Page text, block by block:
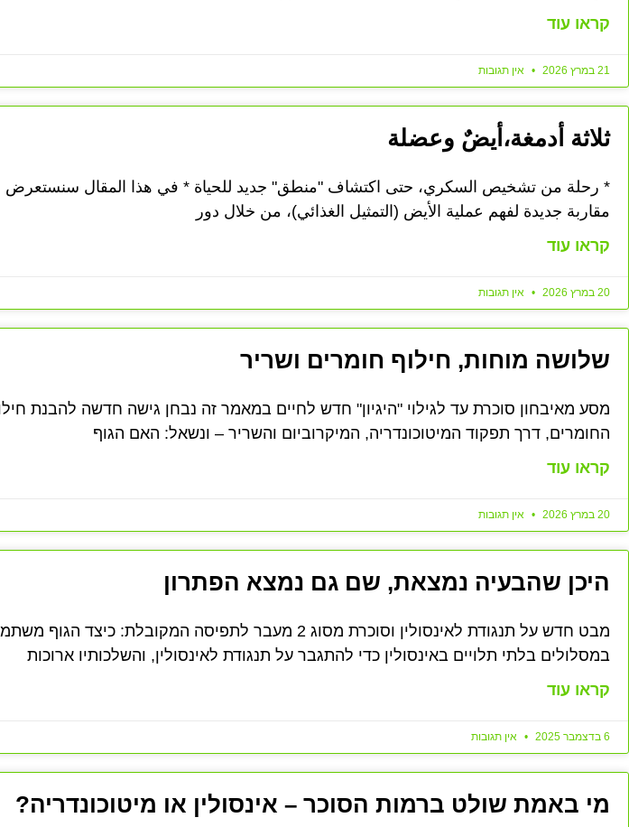
קראו עוד
21 במרץ 2026 אין תגובות
ثلاثة أدمغة،أيضٌ وعضلة
* رحلة من تشخيص السكري، حتى اكتشاف "منطق" جديد للحياة * في هذا المقال سنستعرض
مقاربة جديدة لفهم عملية الأيض (التمثيل الغذائي)، من خلال دور
קראו עוד
20 במרץ 2026 אין תגובות
שלושה מוחות, חילוף חומרים ושריר
מסע מאיבחון סוכרת עד לגילוי "היגיון" חדש לחיים במאמר זה נבחן גישה חדשה להבנת
החומרים, דרך תפקוד המיטוכונדריה, המיקרוביום והשריר – ונשאל: האם הגוף
קראו עוד
20 במרץ 2026 אין תגובות
היכן שהבעיה נמצאת, שם גם נמצא הפתרון
מבט חדש על תנגודת לאינסולין וסוכרת מסוג 2 מעבר לתפיסה המקובלת: כיצד הגוף
במסלולים בלתי תלויים באינסולין כדי להתגבר על תנגודת לאינסולין, והשלכותיו ארוכות
קראו עוד
6 בדצמבר 2025 אין תגובות
מי באמת שולט ברמות הסוכר – אינסולין או מיטוכונדריה?